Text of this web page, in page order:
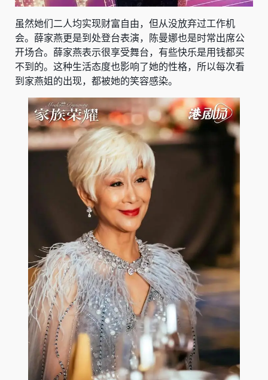
虽然她们二人均实现财富自由，但从没放弃过工作机
会。薛家燕更是到处登台表演，陈曼娜也是时常出席公
开场合。薛家燕表示很享受舞台，有些快乐是用钱都买
不到的。这种生活态度也影响了她的性格，所以每次看
到家燕姐的出现，都被她的笑容感染。